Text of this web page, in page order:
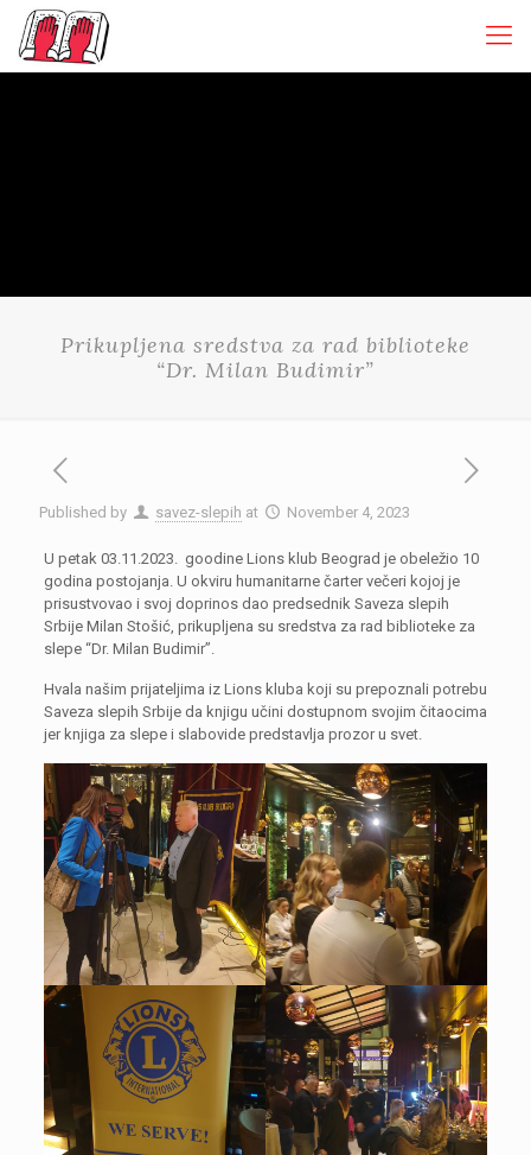
Prikupljena sredstva za rad biblioteke
“Dr. Milan Budimir”
Published by savez-slepih at November 4, 2023
U petak 03.11.2023. goodine Lions klub Beograd je obeležio 10
godina postojanja. U okviru humanitarne čarter večeri kojoj je
prisustvovao i svoj doprinos dao predsednik Saveza slepih
Srbije Milan Stošić, prikupljena su sredstva za rad biblioteke za
slepe “Dr. Milan Budimir”.
Hvala našim prijateljima iz Lions kluba koji su prepoznali potrebu
Saveza slepih Srbije da knjigu učini dostupnom svojim čitaocima
jer knjiga za slepe i slabovide predstavlja prozor u svet.